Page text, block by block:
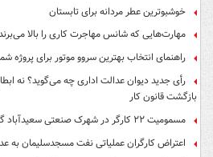
خوشبوترین عطر مردانه برای تابستان
مهارت‌هایی که شانس مهاجرت کاری را بالا
راهنمای انتخاب بهترین سروو موتور برای پروژه
رأی جدید دیوان عدالت اداری چه می‌گوید؟ نه
بازگشت قانون کار
مسمومیت ۲۲ کارگر در شهرک صنعتی سعیدآباد گلپایگان بر اثر نشت گاز کلر
اعتراض کارگران عملیاتی نفت مسجدسلیمان به